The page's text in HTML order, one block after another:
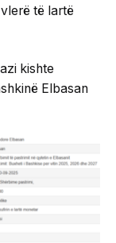
të lartë
kishte
Elbasan